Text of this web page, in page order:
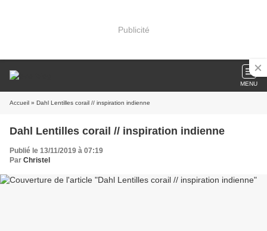
Publicité
MENU
Accueil » Dahl Lentilles corail // inspiration indienne
Dahl Lentilles corail // inspiration indienne
Publié le 13/11/2019 à 07:19
Par Christel